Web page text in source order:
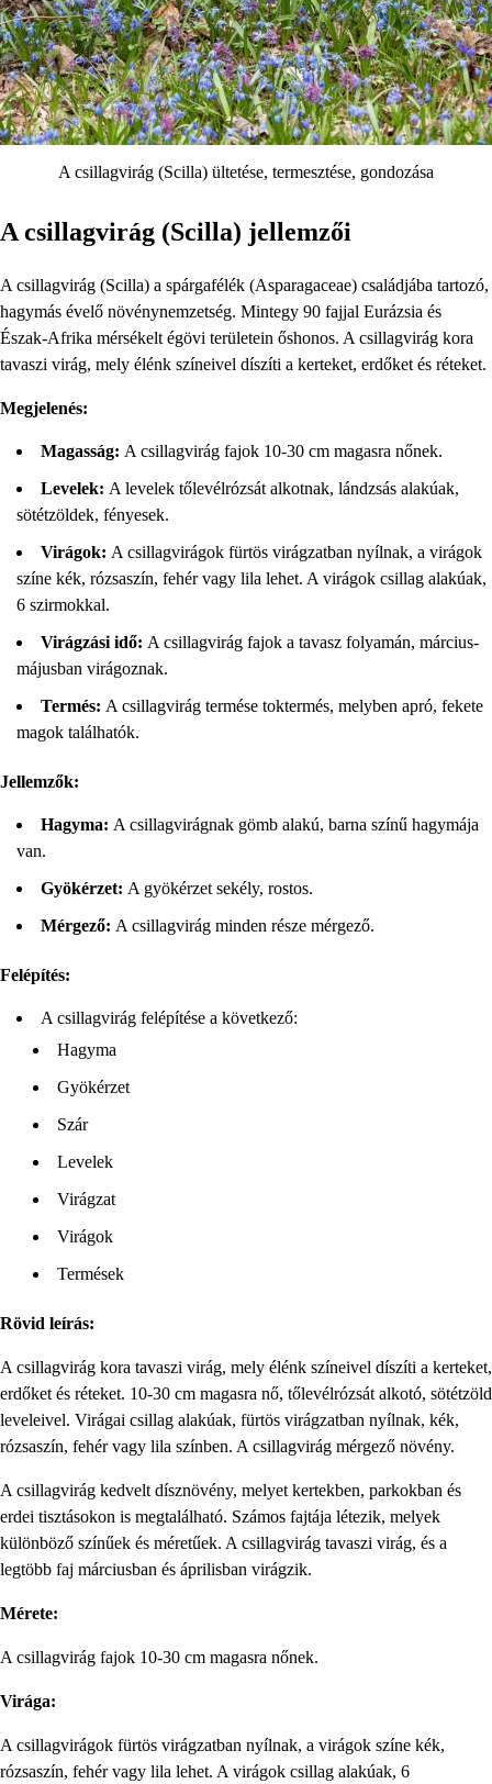
A csillagvirág (Scilla) ültetése, termesztése, gondozása
A csillagvirág (Scilla) jellemzői
A csillagvirág (Scilla) a spárgafélék (Asparagaceae) családjába tartozó,
hagymás évelő növénynemzetség. Mintegy 90 fajjal Eurázsia és
Észak-Afrika mérsékelt égövi területein őshonos. A csillagvirág kora
tavaszi virág, mely élénk színeivel díszíti a kerteket, erdőket és réteket.
Megjelenés:
Magasság: A csillagvirág fajok 10-30 cm magasra nőnek.
Levelek: A levelek tőlevélrózsát alkotnak, lándzsás alakúak,
sötétzöldek, fényesek.
Virágok: A csillagvirágok fürtös virágzatban nyílnak, a virágok
színe kék, rózsaszín, fehér vagy lila lehet. A virágok csillag alakúak,
6 szirmokkal.
Virágzási idő: A csillagvirág fajok a tavasz folyamán, március-
májusban virágoznak.
Termés: A csillagvirág termése toktermés, melyben apró, fekete
magok találhatók.
Jellemzők:
Hagyma: A csillagvirágnak gömb alakú, barna színű hagymája
van.
Gyökérzet: A gyökérzet sekély, rostos.
Mérgező: A csillagvirág minden része mérgező.
Felépítés:
A csillagvirág felépítése a következő:
Hagyma
Gyökérzet
Szár
Levelek
Virágzat
Virágok
Termések
Rövid leírás:
A csillagvirág kora tavaszi virág, mely élénk színeivel díszíti a kerteket,
erdőket és réteket. 10-30 cm magasra nő, tőlevélrózsát alkotó, sötétzöld
leveleivel. Virágai csillag alakúak, fürtös virágzatban nyílnak, kék,
rózsaszín, fehér vagy lila színben. A csillagvirág mérgező növény.
A csillagvirág kedvelt dísznövény, melyet kertekben, parkokban és
erdei tisztásokon is megtalálható. Számos fajtája létezik, melyek
különböző színűek és méretűek. A csillagvirág tavaszi virág, és a
legtöbb faj márciusban és áprilisban virágzik.
Mérete:
A csillagvirág fajok 10-30 cm magasra nőnek.
Virága:
A csillagvirágok fürtös virágzatban nyílnak, a virágok színe kék,
rózsaszín, fehér vagy lila lehet. A virágok csillag alakúak, 6